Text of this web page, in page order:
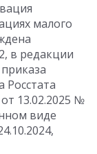
малого
в редакции
от 13.02.2025 №
виде